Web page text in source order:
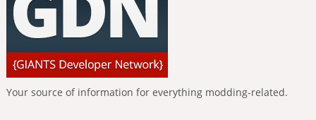
Your source of information for everything modding-related.